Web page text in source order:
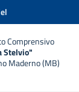
Comprensivo
Stelvio"
Maderno (MB)